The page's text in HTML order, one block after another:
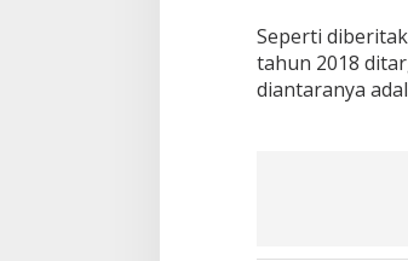
Seperti
tahun 2018
diantaranya